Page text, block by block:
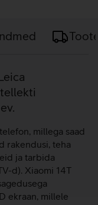
millega saad
rakendusi, teha
ja tarbida
d). Xiaomi 14T
ekraan, millele